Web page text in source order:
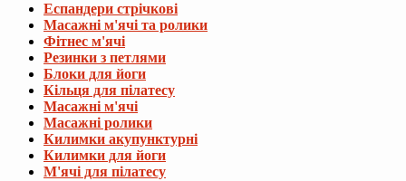
Еспандери стрічкові
Масажні м'ячі та ролики
Фітнес м'ячі
Резинки з петлями
Блоки для йоги
Кільця для пілатесу
Масажні м'ячі
Масажні ролики
Килимки акупунктурні
Килимки для йоги
М'ячі для пілатесу